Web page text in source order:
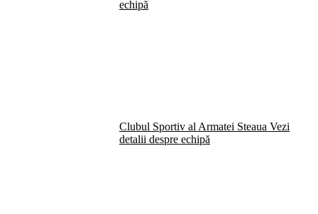
echipă
Clubul Sportiv al Armatei Steaua Vezi
detalii despre echipă